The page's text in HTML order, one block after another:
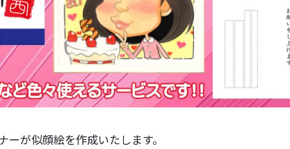
が似顔絵を作成いたします。